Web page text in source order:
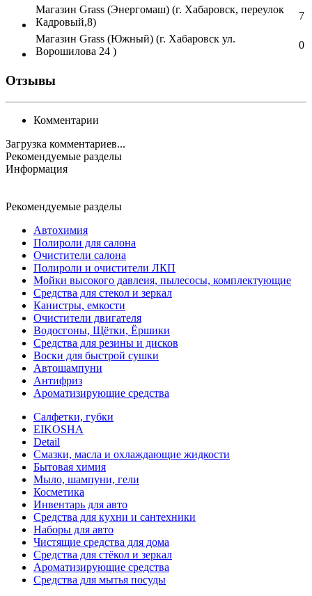
Магазин Grass (Энергомаш) (г. Хабаровск, переулок
Кадровый,8)
7
Магазин Grass (Южный) (г. Хабаровск ул.
Ворошилова 24 )
0
Отзывы
Комментарии
Загрузка комментариев...
Рекомендуемые разделы
Информация
Рекомендуемые разделы
Автохимия
Полироли для салона
Очистители салона
Полироли и очистители ЛКП
Мойки высокого давлеия, пылесосы, комплектующие
Средства для стекол и зеркал
Канистры, емкости
Очистители двигателя
Водосгоны, Щётки, Ёршики
Средства для резины и дисков
Воски для быстрой сушки
Автошампуни
Антифриз
Ароматизирующие средства
Салфетки, губки
EIKOSHA
Detail
Смазки, масла и охлаждающие жидкости
Бытовая химия
Мыло, шампуни, гели
Косметика
Инвентарь для авто
Средства для кухни и сантехники
Наборы для авто
Чистящие средства для дома
Средства для стёкол и зеркал
Ароматизирующие средства
Средства для мытья посуды